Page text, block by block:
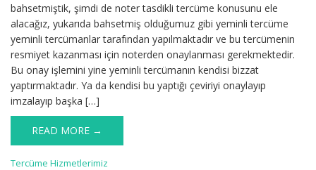
bahsetmiştik, şimdi de noter tasdikli tercüme konusunu ele
alacağız, yukarıda bahsetmiş olduğumuz gibi yeminli tercüme
yeminli tercümanlar tarafından yapılmaktadır ve bu tercümenin
resmiyet kazanması için noterden onaylanması gerekmektedir.
Bu onay işlemini yine yeminli tercümanın kendisi bizzat
yaptırmaktadır. Ya da kendisi bu yaptığı çeviriyi onaylayıp
imzalayıp başka […]
READ MORE →
Tercüme Hizmetlerimiz